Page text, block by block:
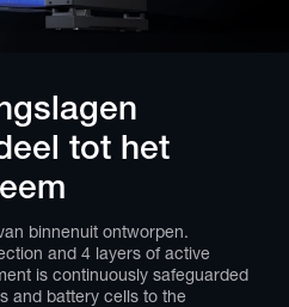
tot het
binnenuit ontworpen.
and 4 layers of active
is continuously safeguarded
and battery cells to the